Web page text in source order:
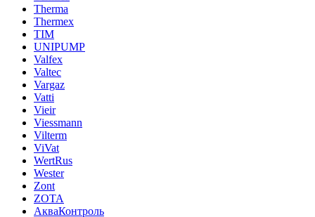
Therma
Thermex
TIM
UNIPUMP
Valfex
Valtec
Vargaz
Vatti
Vieir
Viessmann
Vilterm
ViVat
WertRus
Wester
Zont
ZOTA
АкваКонтроль